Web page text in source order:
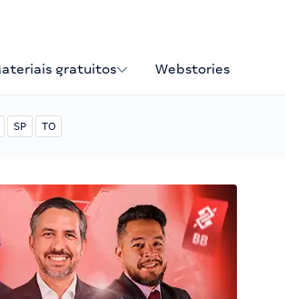
gratuitos Webstories
SP TO